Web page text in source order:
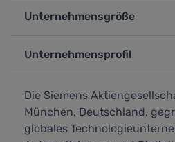
Unternehmensgröße
Unternehmensprofil
Die Siemens
München, Deutschland,
globales